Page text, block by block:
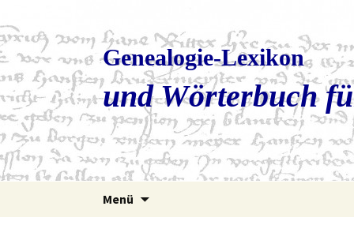
Genealogie-Lexikon
und Wörterbuch
Menü